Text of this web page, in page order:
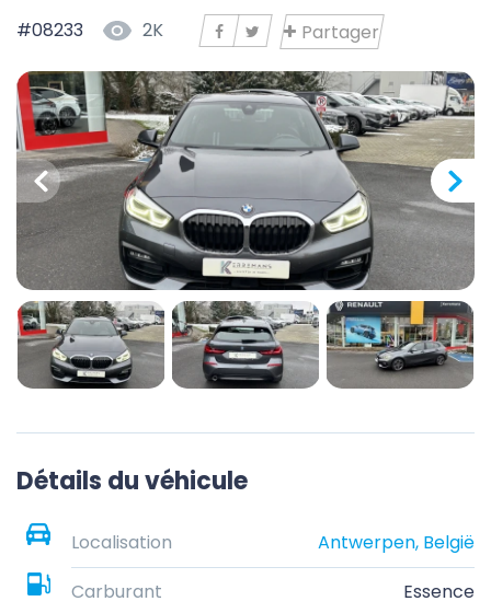
#08233 2K Partager
Détails du véhicule
Localisation
Antwerpen, België
Carburant
Essence